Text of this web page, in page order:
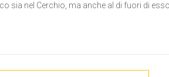
sia nel Cerchio, ma anche al di fuori di esso.